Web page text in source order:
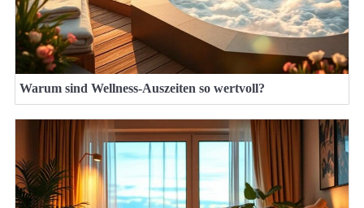
Warum sind Wellness-Auszeiten so wertvoll?